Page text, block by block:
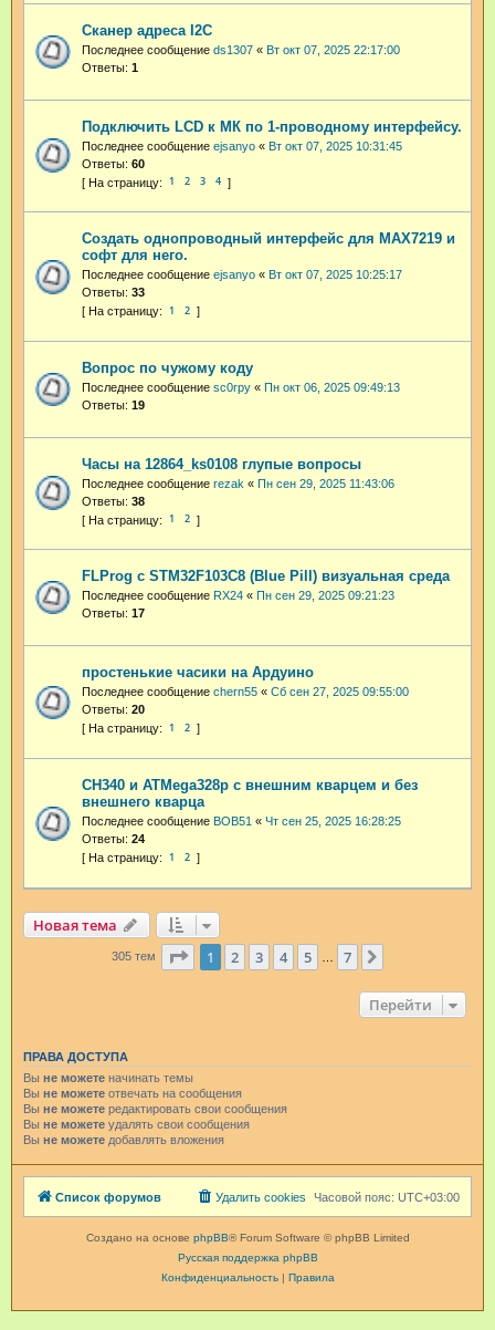
Сканер адреса I2C
Последнее сообщение ds1307 « Вт окт 07, 2025 22:17:00
Ответы: 1
Подключить LCD к МК по 1-проводному интерфейсу.
Последнее сообщение ejsanyo « Вт окт 07, 2025 10:31:45
Ответы: 60
1 2 3 4
Создать однопроводный интерфейс для MAX7219 и
софт для него.
Последнее сообщение ejsanyo « Вт окт 07, 2025 10:25:17
Ответы: 33
1 2
Вопрос по чужому коду
Последнее сообщение sc0rpy « Пн окт 06, 2025 09:49:13
Ответы: 19
Часы на 12864_ks0108 глупые вопросы
Последнее сообщение rezak « Пн сен 29, 2025 11:43:06
Ответы: 38
1 2
FLProg с STM32F103C8 (Blue Pill) визуальная среда
Последнее сообщение RX24 « Пн сен 29, 2025 09:21:23
Ответы: 17
простенькие часики на Ардуино
Последнее сообщение chern55 « Сб сен 27, 2025 09:55:00
Ответы: 20
1 2
CH340 и ATMega328p с внешним кварцем и без
внешнего кварца
Последнее сообщение BOB51 « Чт сен 25, 2025 16:28:25
Ответы: 24
1 2
Новая тема
305 тем Страница из
1 2 3 4 5 7
Перейти
ПРАВА ДОСТУПА
Вы не можете начинать темы
Вы не можете отвечать на сообщения
Вы не можете редактировать свои сообщения
Вы не можете удалять свои сообщения
Вы не можете добавлять вложения
Список форумов Часовой пояс: UTC+03:00
Удалить cookies
Создано на основе phpBB® Forum Software © phpBB Limited
Русская поддержка phpBB
Конфиденциальность| Правила